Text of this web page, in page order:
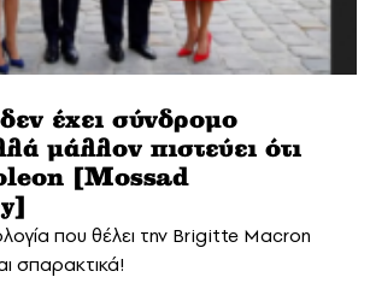
έχει σύνδρομο
μάλλον πιστεύει ότι
[Mossad
που θέλει την Brigitte Macron
σπαρακτικά!